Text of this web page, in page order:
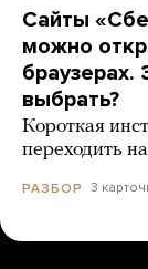
Сайты
можно
браузерах.
выбрать?
Короткая
переходить
РАЗБОР 3